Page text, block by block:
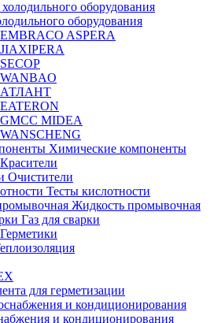
оборудования
ASPERA
АТЛАНТ
MIDEA
Химические компоненты
Красители
Очистители
Тесты кислотности
Жидкость промывочная
Газ для сварки
Герметики
для герметизации
и кондиционирования